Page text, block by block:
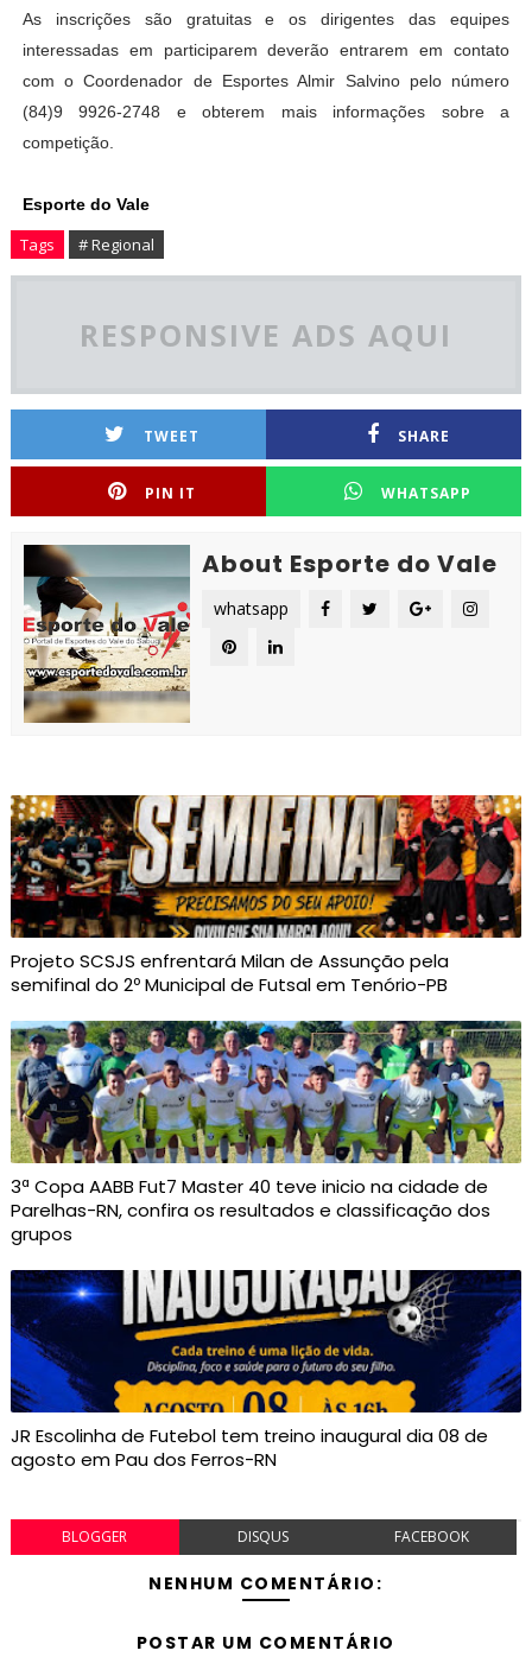
As inscrições são gratuitas e os dirigentes das equipes
interessadas em participarem deverão entrarem em contato
com o Coordenador de Esportes Almir Salvino pelo número
(84)9 9926-2748 e obterem mais informações sobre a
competição.
Esporte do Vale
Tags # Regional
RESPONSIVE ADS AQUI
TWEET SHARE
PIN IT WHATSAPP
About Esporte do Vale
whatsapp
Projeto SCSJS enfrentará Milan de Assunção pela
semifinal do 2º Municipal de Futsal em Tenório-PB
3ª Copa AABB Fut7 Master 40 teve inicio na cidade de
Parelhas-RN, confira os resultados e classificação dos
grupos
JR Escolinha de Futebol tem treino inaugural dia 08 de
agosto em Pau dos Ferros-RN
BLOGGER DISQUS FACEBOOK
NENHUM COMENTÁRIO:
POSTAR UM COMENTÁRIO